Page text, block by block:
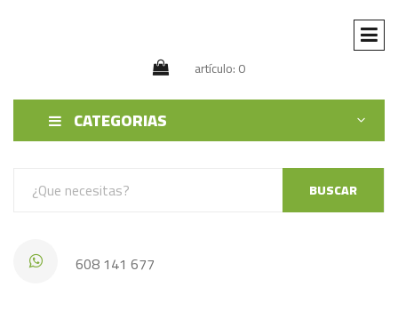
artículo: 0
CATEGORIAS
BUSCAR
608 141 677